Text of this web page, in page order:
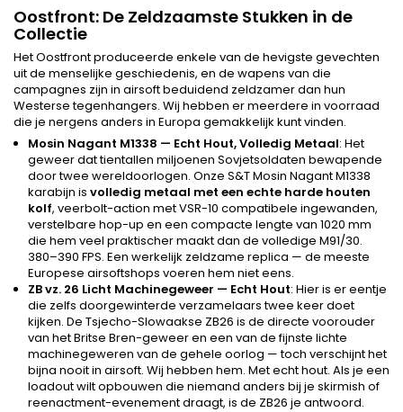
Oostfront: De Zeldzaamste Stukken in de
Collectie
Het Oostfront produceerde enkele van de hevigste gevechten
uit de menselijke geschiedenis, en de wapens van die
campagnes zijn in airsoft beduidend zeldzamer dan hun
Westerse tegenhangers. Wij hebben er meerdere in voorraad
die je nergens anders in Europa gemakkelijk kunt vinden.
Mosin Nagant M1338 — Echt Hout, Volledig Metaal: Het
geweer dat tientallen miljoenen Sovjetsoldaten bewapende
door twee wereldoorlogen. Onze S&T Mosin Nagant M1338
karabijn is volledig metaal met een echte harde houten
kolf, veerbolt-action met VSR-10 compatibele ingewanden,
verstelbare hop-up en een compacte lengte van 1020 mm
die hem veel praktischer maakt dan de volledige M91/30.
380–390 FPS. Een werkelijk zeldzame replica — de meeste
Europese airsoftshops voeren hem niet eens.
ZB vz. 26 Licht Machinegeweer — Echt Hout: Hier is er eentje
die zelfs doorgewinterde verzamelaars twee keer doet
kijken. De Tsjecho-Slowaakse ZB26 is de directe voorouder
van het Britse Bren-geweer en een van de fijnste lichte
machinegeweren van de gehele oorlog — toch verschijnt het
bijna nooit in airsoft. Wij hebben hem. Met echt hout. Als je een
loadout wilt opbouwen die niemand anders bij je skirmish of
reenactment-evenement draagt, is de ZB26 je antwoord.